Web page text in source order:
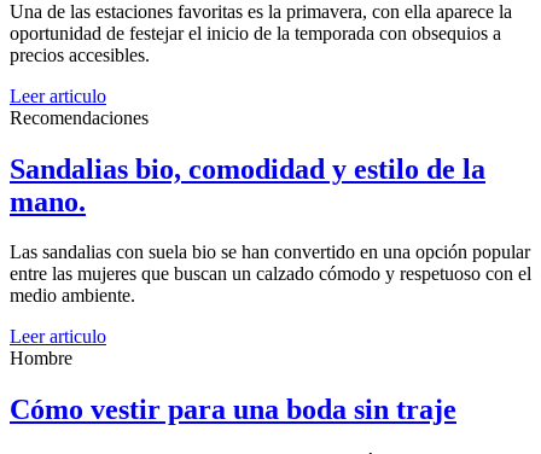
Una de las estaciones favoritas es la primavera, con ella aparece la
oportunidad de festejar el inicio de la temporada con obsequios a
precios accesibles.
Leer articulo
Recomendaciones
Sandalias bio, comodidad y estilo de la
mano.
Las sandalias con suela bio se han convertido en una opción popular
entre las mujeres que buscan un calzado cómodo y respetuoso con el
medio ambiente.
Leer articulo
Hombre
Cómo vestir para una boda sin traje